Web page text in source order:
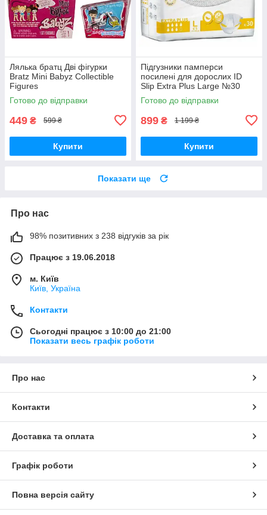
Лялька братц Дві фігурки
Bratz Mini Babyz Collectible
Figures
Готово до відправки
449 ₴ 599 ₴
Купити
Підгузники памперси
посилені для дорослих ID
Slip Extra Plus Large №30
розмір L 115см-155 см
Готово до відправки
899 ₴ 1 199 ₴
Купити
Показати ще
Про нас
98% позитивних з 238 відгуків за рік
Працює з 19.06.2018
м. Київ
Київ, Україна
Контакти
Сьогодні працює з 10:00 до 21:00
Показати весь графік роботи
Про нас
Контакти
Доставка та оплата
Графік роботи
Повна версія сайту